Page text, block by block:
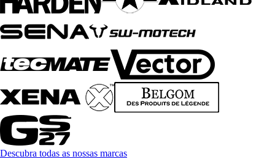
Descubra todas as nossas marcas